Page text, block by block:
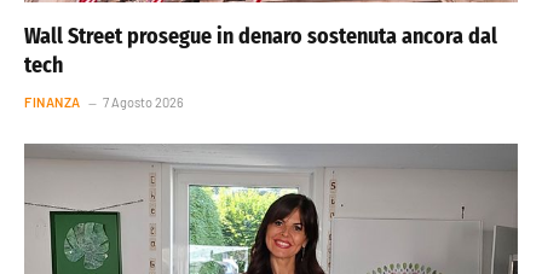
Wall Street prosegue in denaro sostenuta ancora dal
tech
FINANZA 7 Agosto 2026